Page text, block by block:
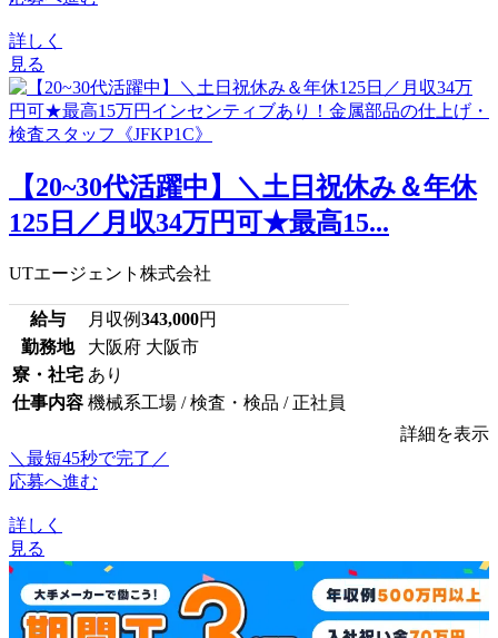
詳しく
見る
【20~30代活躍中】＼土日祝休み＆年休
125日／月収34万円可★最高15...
UTエージェント株式会社
給与 月収例343,000円
勤務地
大阪府 大阪市
寮・社宅 あり
仕事内容 機械系工場 / 検査・検品 / 正社員
詳細を表示
＼最短45秒で完了／
応募へ進む
詳しく
見る